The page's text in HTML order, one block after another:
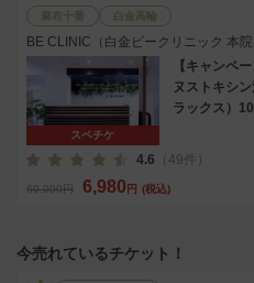
麻布十番 白金高輪
BE CLINIC（白金ビークリニック 本院
スペチケ
【キャンペ
ヌストキシ
ラックス）
4.6 （49件）
60,000円 6,980 円 (税込)
今売れているチケット！